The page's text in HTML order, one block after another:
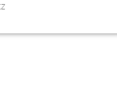
Funktion der